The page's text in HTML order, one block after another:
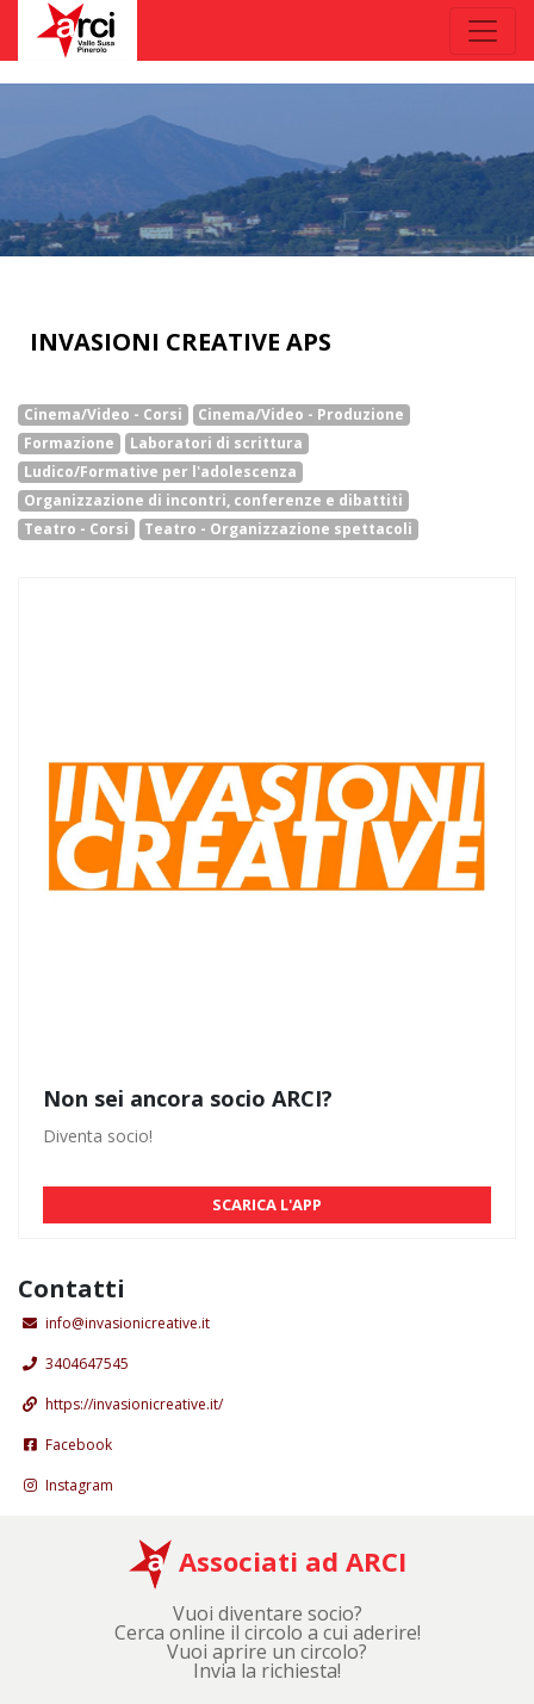
INVASIONI CREATIVE APS
Cinema/Video - Corsi
Cinema/Video - Produzione
Formazione
Laboratori di scrittura
Ludico/Formative per l'adolescenza
Organizzazione di incontri, conferenze e dibattiti
Teatro - Corsi
Teatro - Organizzazione spettacoli
Non sei ancora socio ARCI?
Diventa socio!
SCARICA L'APP
Contatti
info@invasionicreative.it
3404647545
https://invasionicreative.it/
Facebook
Instagram
Associati ad ARCI
Vuoi diventare socio?
Cerca online il circolo a cui aderire!
Vuoi aprire un circolo?
Invia la richiesta!